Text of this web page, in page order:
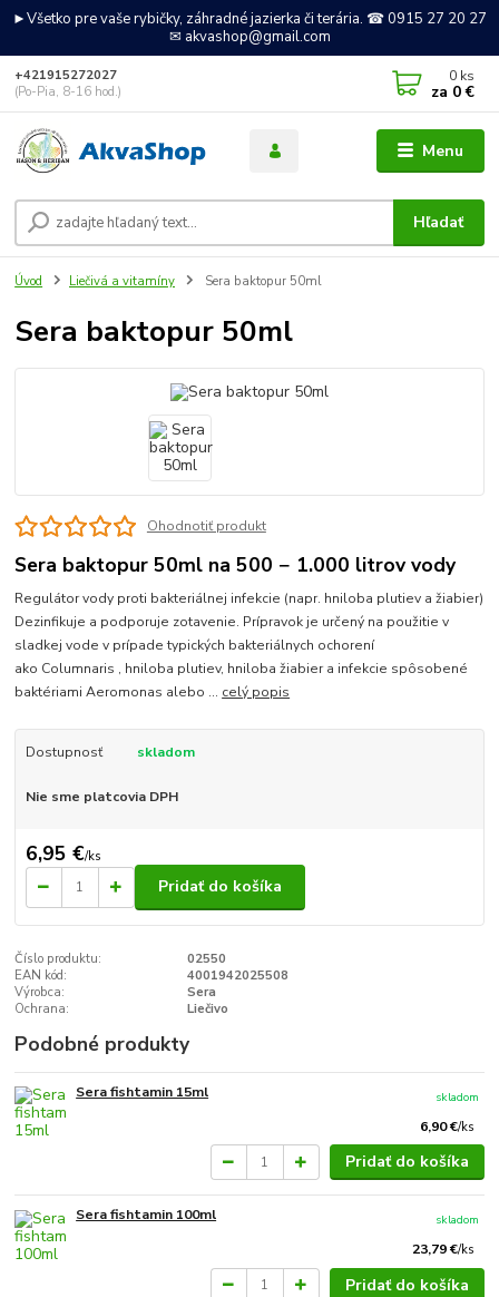
►Všetko pre vaše rybičky, záhradné jazierka či terária. ☎ 0915 27 20 27
✉ akvashop@gmail.com
Menu
Hľadať
+421915272027
(Po-Pia, 8-16 hod.)
0 ks
za 0 €
Úvod Liečivá a vitamíny Sera baktopur 50ml
Sera baktopur 50ml
Ohodnotiť produkt
Sera baktopur 50ml na 500 − 1.000 litrov vody
Regulátor vody proti bakteriálnej infekcie (napr. hniloba plutiev a žiabier)
Dezinfikuje a podporuje zotavenie. Prípravok je určený na použitie v
sladkej vode v prípade typických bakteriálnych ochorení
ako Columnaris , hniloba plutiev, hniloba žiabier a infekcie spôsobené
baktériami Aeromonas alebo ... celý popis
Dostupnosť skladom
Nie sme platcovia DPH
6,95 €/ks
Pridať do košíka
Číslo produktu:
02550
EAN kód:
4001942025508
Výrobca:
Sera
Ochrana:
Liečivo
Podobné produkty
Sera fishtamin 15ml
6,90 €/ks
skladom
Pridať do košíka
Sera fishtamin 100ml
23,79 €/ks
skladom
Pridať do košíka